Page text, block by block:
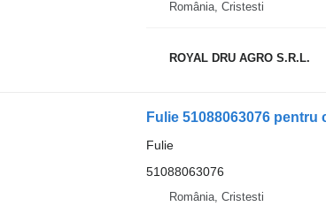
România, Cristesti
ROYAL DRU AGRO S.R.L.
Fulie 51088063076 pentru
Fulie
51088063076
România, Cristesti